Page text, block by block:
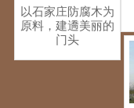
以石家庄防腐木为
原料，建䢪美丽的
门头